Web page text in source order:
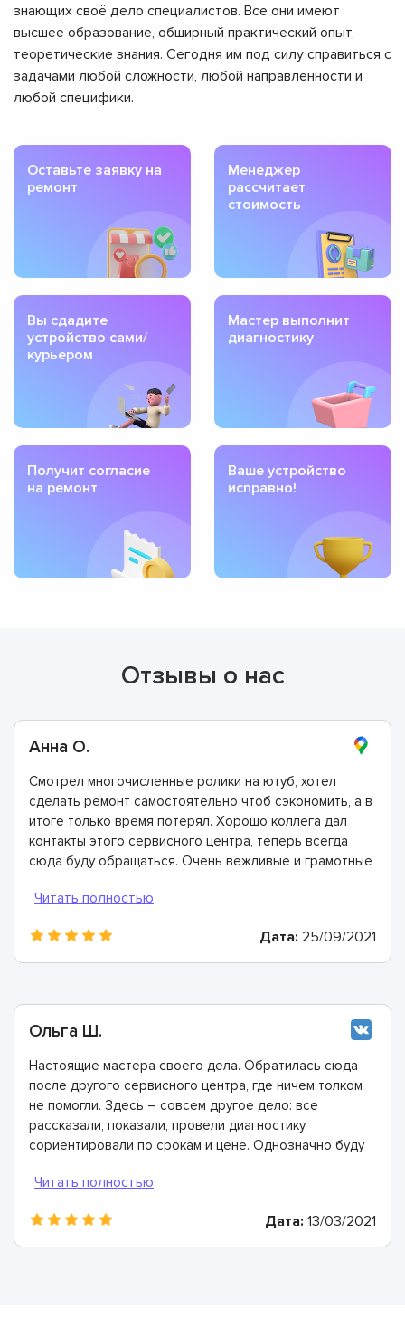
знающих своё дело специалистов. Все они имеют
высшее образование, обширный практический опыт,
теоретические знания. Сегодня им под силу справиться с
задачами любой сложности, любой направленности и
любой специфики.
Оставьте заявку на
ремонт
Менеджер
рассчитает
стоимость
Вы сдадите
устройство сами/
курьером
Мастер выполнит
диагностику
Получит согласие
на ремонт
Ваше устройство
исправно!
Отзывы о нас
Анна О.
Смотрел многочисленные ролики на ютуб, хотел
сделать ремонт самостоятельно чтоб сэкономить, а в
итоге только время потерял. Хорошо коллега дал
контакты этого сервисного центра, теперь всегда
сюда буду обращаться. Очень вежливые и грамотные
гарантию.
Дата: 25/09/2021
Ольга Ш.
Настоящие мастера своего дела. Обратилась сюда
после другого сервисного центра, где ничем толком
не помогли. Здесь – совсем другое дело: все
рассказали, показали, провели диагностику,
сориентировали по срокам и цене. Однозначно буду
Дата: 13/03/2021